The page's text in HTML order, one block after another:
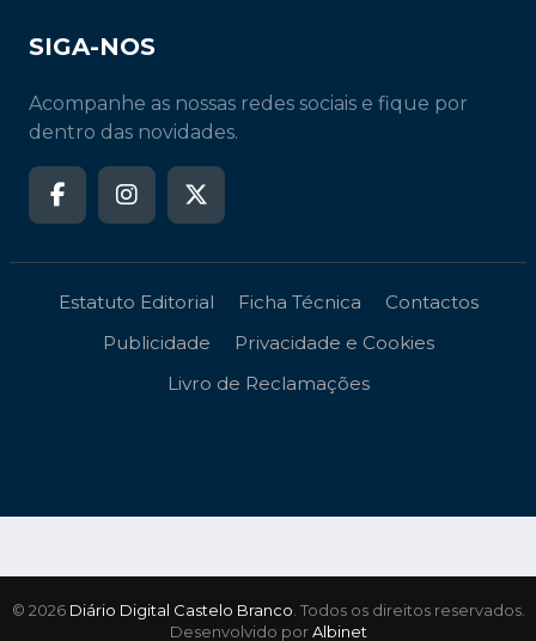
SIGA-NOS
Acompanhe as nossas redes sociais e fique por
dentro das novidades.
Estatuto Editorial Ficha Técnica
Contactos
Publicidade
Privacidade e Cookies
Livro de Reclamações
© 2026 Diário Digital Castelo Branco . Todos os direitos reservados.
Desenvolvido porAlbinet